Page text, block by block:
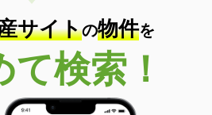
サイトの物件を
て検索！